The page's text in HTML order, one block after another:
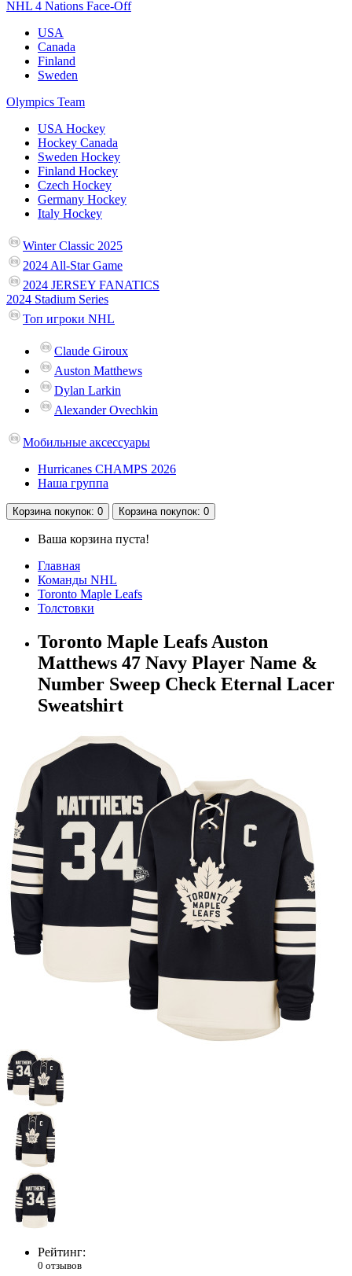
NHL 4 Nations Face-Off
USA
Canada
Finland
Sweden
Olympics Team
USA Hockey
Hockey Canada
Sweden Hockey
Finland Hockey
Czech Hockey
Germany Hockey
Italy Hockey
Winter Classic 2025
2024 All-Star Game
2024 JERSEY FANATICS
2024 Stadium Series
Топ игроки NHL
Claude Giroux
Auston Matthews
Dylan Larkin
Alexander Ovechkin
Мобильные аксессуары
Hurricanes CHAMPS 2026
Наша группа
Корзина покупок: 0 Корзина покупок: 0
Ваша корзина пуста!
Главная
Команды NHL
Toronto Maple Leafs
Толстовки
Toronto Maple Leafs Auston
Matthews 47 Navy Player Name &
Number Sweep Check Eternal Lacer
Sweatshirt
Рейтинг:
0 отзывов